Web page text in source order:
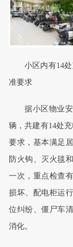
小区内有14
准要求
据小区物业
辆，共建有14处
要求，基本满足
防火钩、灭火毯
一次，重点检查
损坏、配电柜运
位纠纷、僵尸车
消化。